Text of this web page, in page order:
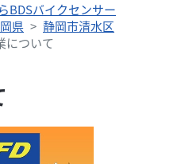
BDSバイクセンサー
県
静岡市清水区
について